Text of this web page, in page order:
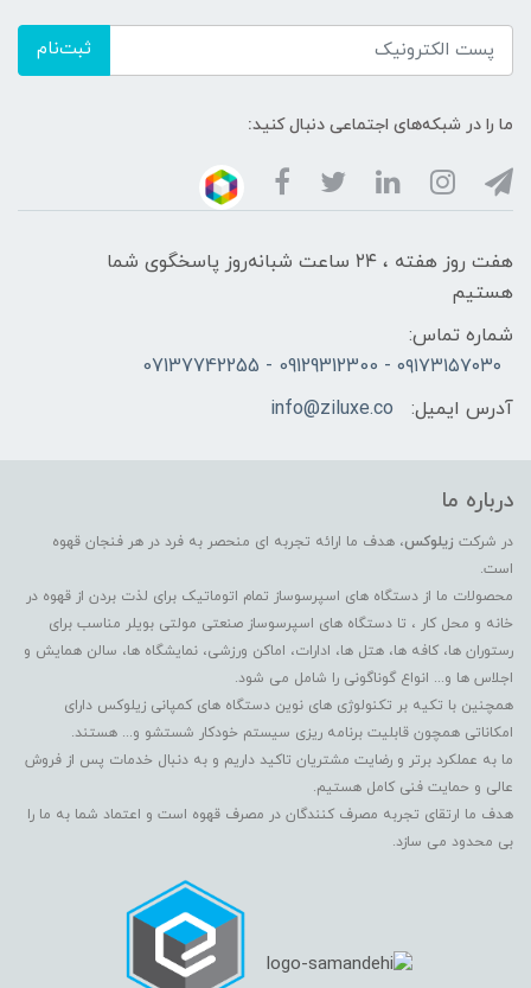
ثبت‌نام
ما را در شبکه‌های اجتماعی دنبال کنید:
هفت روز هفته ، ۲۴ ساعت شبانه‌روز پاسخگوی شما
هستیم
شماره تماس:
۰۹۱۷۳۱۵۷۰۳۰ - 09129312300 - 07137742255
آدرس ایمیل:
info@ziluxe.co
درباره ما
در شرکت زیلوکس، هدف ما ارائه تجربه ای منحصر به فرد در هر فنجان قهوه
است.
محصولات ما از دستگاه های اسپرسوساز تمام اتوماتیک برای لذت بردن از قهوه در
خانه و محل کار ، تا دستگاه های اسپرسوساز صنعتی مولتی بویلر مناسب برای
رستوران ها، کافه ها، هتل ها، ادارات، اماکن ورزشی، نمایشگاه ها، سالن همایش و
اجلاس ها و... انواع گوناگونی را شامل می شود.
همچنین با تکیه بر تکنولوژی های نوین دستگاه های کمپانی زیلوکس دارای
امکاناتی همچون قابلیت برنامه ریزی سیستم خودکار شستشو و... هستند.
ما به عملکرد برتر و رضایت مشتریان تاکید داریم و به دنبال خدمات پس از فروش
عالی و حمایت فنی کامل هستیم.
هدف ما ارتقای تجربه مصرف کنندگان در مصرف قهوه است و اعتماد شما به ما را
بی محدود می سازد.